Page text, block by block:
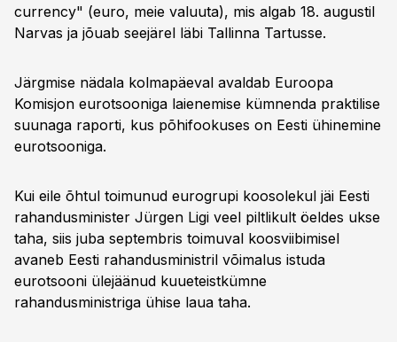
currency" (euro, meie valuuta), mis algab 18. augustil
Narvas ja jõuab seejärel läbi Tallinna Tartusse.
Järgmise nädala kolmapäeval avaldab Euroopa
Komisjon eurotsooniga laienemise kümnenda praktilise
suunaga raporti, kus põhifookuses on Eesti ühinemine
eurotsooniga.
Kui eile õhtul toimunud eurogrupi koosolekul jäi Eesti
rahandusminister Jürgen Ligi veel piltlikult öeldes ukse
taha, siis juba septembris toimuval koosviibimisel
avaneb Eesti rahandusministril võimalus istuda
eurotsooni ülejäänud kuueteistkümne
rahandusministriga ühise laua taha.